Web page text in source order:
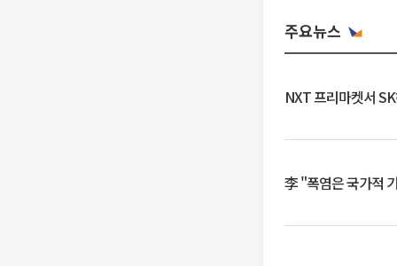
주요뉴스
NXT 프리마켓서
李 "폭염은 국가적